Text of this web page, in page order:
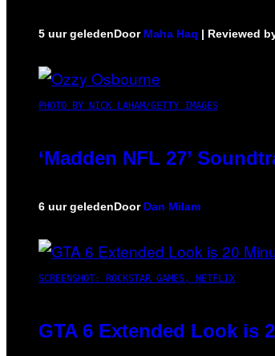
5 uur geledenDoor Maha Haq | Reviewed
PHOTO BY NICK LAHAM/GETTY IMAGES
‘Madden NFL 27’
6 uur geledenDoor Dan Milam
SCREENSHOT: ROCKSTAR GAMES, NETFLIX
GTA 6 Extended Look is